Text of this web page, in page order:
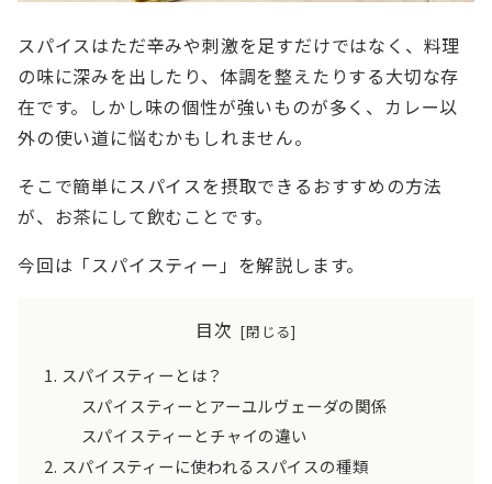
スパイスはただ辛みや刺激を足すだけではなく、料理
の味に深みを出したり、体調を整えたりする大切な存
在です。しかし味の個性が強いものが多く、カレー以
外の使い道に悩むかもしれません。
そこで簡単にスパイスを摂取できるおすすめの方法
が、お茶にして飲むことです。
今回は「スパイスティー」を解説します。
目次
スパイスティーとは？
スパイスティーとアーユルヴェーダの関係
スパイスティーとチャイの違い
スパイスティーに使われるスパイスの種類